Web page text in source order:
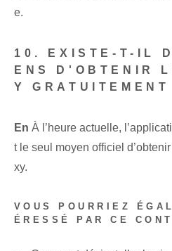
e.
10. EXISTE-T-IL
ENS D'OBTENIR
Y GRATUITEMENT
En À l’heure actuelle,
t le seul moyen officiel
xy.
VOUS POURRIEZ
ÉRESSÉ PAR CE